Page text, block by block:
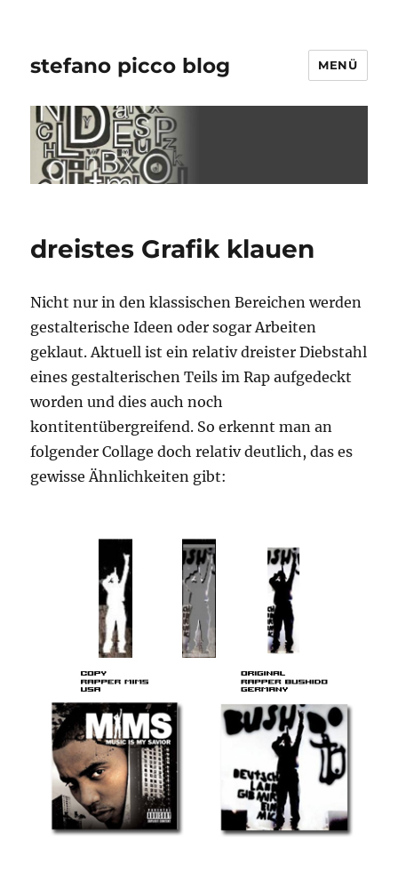
stefano picco blog MENÜ
dreistes Grafik klauen
Nicht nur in den klassischen Bereichen werden
gestalterische Ideen oder sogar Arbeiten
geklaut. Aktuell ist ein relativ dreister Diebstahl
eines gestalterischen Teils im Rap aufgedeckt
worden und dies auch noch
kontitentübergreifend. So erkennt man an
folgender Collage doch relativ deutlich, das es
gewisse Ähnlichkeiten gibt: